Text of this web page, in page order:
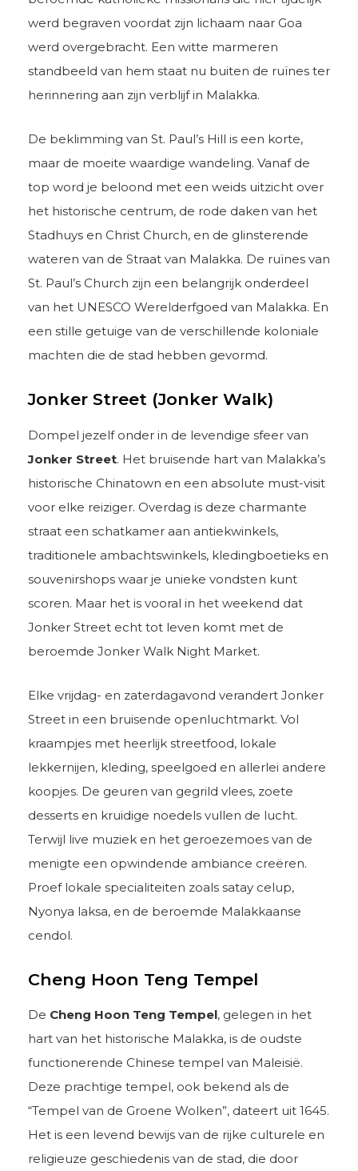
werd begraven voordat zijn lichaam naar Goa
werd overgebracht. Een witte marmeren
standbeeld van hem staat nu buiten de ruïnes ter
herinnering aan zijn verblijf in Malakka.
De beklimming van St. Paul’s Hill is een korte,
maar de moeite waardige wandeling. Vanaf de
top word je beloond met een weids uitzicht over
het historische centrum, de rode daken van het
Stadhuys en Christ Church, en de glinsterende
wateren van de Straat van Malakka. De ruïnes van
St. Paul’s Church zijn een belangrijk onderdeel
van het UNESCO Werelderfgoed van Malakka. En
een stille getuige van de verschillende koloniale
machten die de stad hebben gevormd.
Jonker Street (Jonker Walk)
Dompel jezelf onder in de levendige sfeer van
Jonker Street. Het bruisende hart van Malakka’s
historische Chinatown en een absolute must-visit
voor elke reiziger. Overdag is deze charmante
straat een schatkamer aan antiekwinkels,
traditionele ambachtswinkels, kledingboetieks en
souvenirshops waar je unieke vondsten kunt
scoren. Maar het is vooral in het weekend dat
Jonker Street echt tot leven komt met de
beroemde Jonker Walk Night Market.
Elke vrijdag- en zaterdagavond verandert Jonker
Street in een bruisende openluchtmarkt. Vol
kraampjes met heerlijk streetfood, lokale
lekkernijen, kleding, speelgoed en allerlei andere
koopjes. De geuren van gegrild vlees, zoete
desserts en kruidige noedels vullen de lucht.
Terwijl live muziek en het geroezemoes van de
menigte een opwindende ambiance creëren.
Proef lokale specialiteiten zoals satay celup,
Nyonya laksa, en de beroemde Malakkaanse
cendol.
Cheng Hoon Teng Tempel
De Cheng Hoon Teng Tempel, gelegen in het
hart van het historische Malakka, is de oudste
functionerende Chinese tempel van Maleisië.
Deze prachtige tempel, ook bekend als de
“Tempel van de Groene Wolken”, dateert uit 1645.
Het is een levend bewijs van de rijke culturele en
religieuze geschiedenis van de stad, die door